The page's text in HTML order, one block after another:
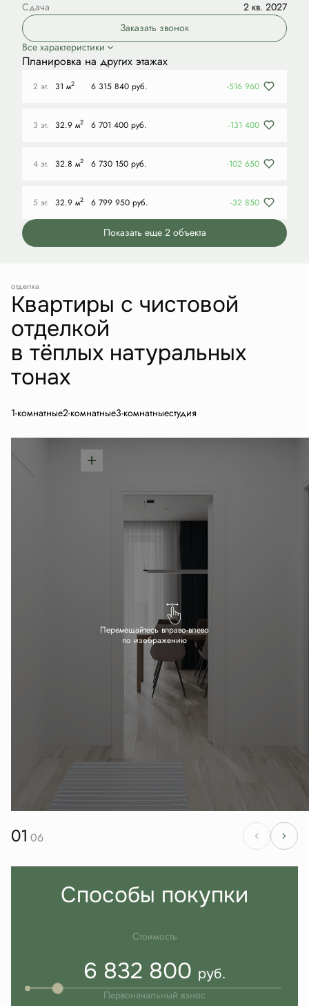
Сдача
2 кв. 2027
Заказать звонок
Все характеристики
Планировка на других этажах
2 эт. 31 м2 6 315 840 руб. -516 960
3 эт. 32.9 м2 6 701 400 руб. -131 400
4 эт. 32.8 м2 6 730 150 руб. -102 650
5 эт. 32.9 м2 6 799 950 руб. -32 850
Показать еще 2 объектa
отделка
Квартиры с чистовой
отделкой
в тёплых натуральных
тонах
1-комнатные2-комнатные3-комнатныестудия
Перемещайтесь вправо-влево
по изображению
01 06
Способы покупки
Стоимость
6 832 800 руб.
Первоначальный взнос